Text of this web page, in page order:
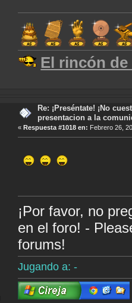
El rincón de
Re: ¡Preséntate! ¡No
presentacion a la
«Respuesta #1018 en: Febrero 26,
¡Por favor, no
en el foro! -
forums!
Jugando a: -